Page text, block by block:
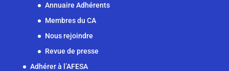
Annuaire Adhérents
Membres du CA
Nous rejoindre
Revue de presse
Adhérer à l’AFESA